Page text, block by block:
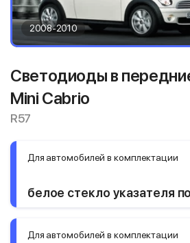
2008-2010
Светодиоды в
Mini Cabrio
R57
Для автомобилей в комплектации
белое стекло указателя
Для автомобилей в комплектации